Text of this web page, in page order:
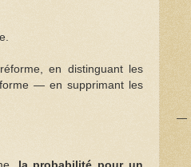
en distinguant les
— en supprimant les